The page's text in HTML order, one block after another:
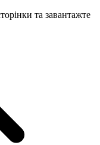
та завантажте